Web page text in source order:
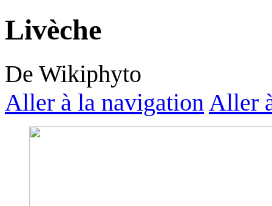
Livèche
De Wikiphyto
Aller à la navigation Aller